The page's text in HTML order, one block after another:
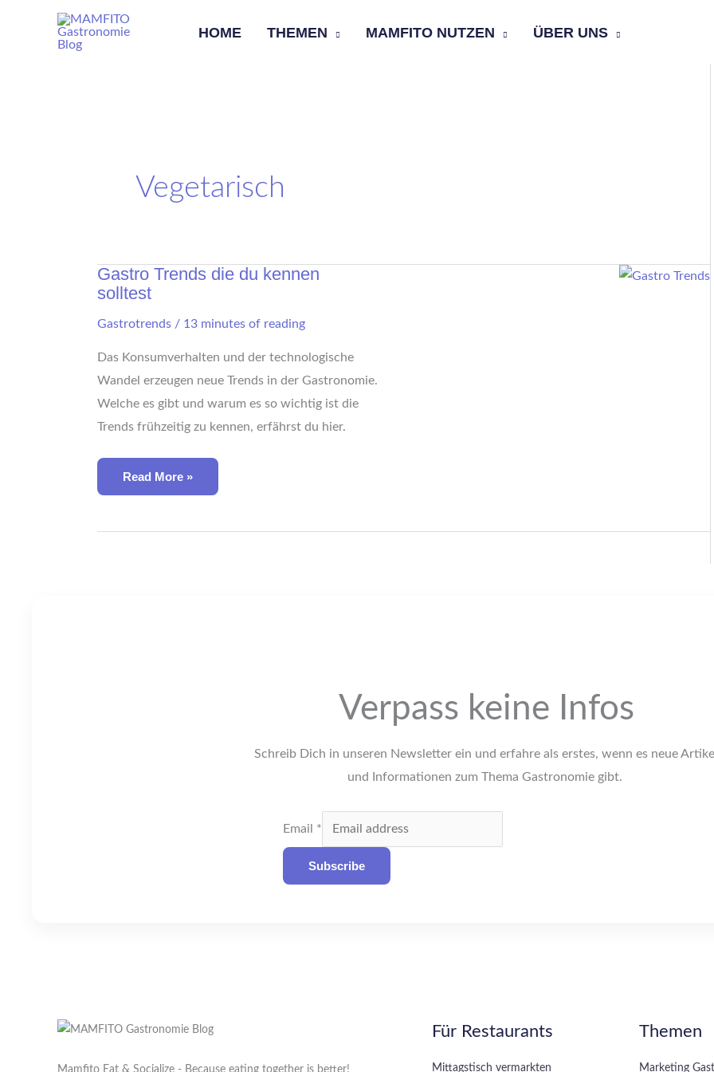
HOME THEMEN MAMFITO NUTZEN ÜBER UNS
Vegetarisch
Gastro Trends die du kennen
solltest
Gastrotrends / 13 minutes of reading
Das Konsumverhalten und der technologische
Wandel erzeugen neue Trends in der Gastronomie.
Welche es gibt und warum es so wichtig ist die
Trends frühzeitig zu kennen, erfährst du hier.
Gastro
Trends
Die
Kennen
Solltest
Read More »
Verpass keine Infos
Schreib Dich in unseren Newsletter ein und erfahre als erstes, wenn es neue Artikel
und Informationen zum Thema Gastronomie gibt.
Email *
Subscribe
Mamfito Eat & Socialize - Because eating together is better!
Für Restaurants
Mittagstisch vermarkten
Themen
Marketing